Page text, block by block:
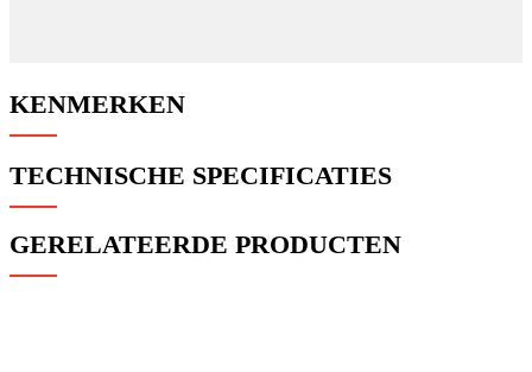
KENMERKEN
TECHNISCHE SPECIFICATIES
GERELATEERDE PRODUCTEN